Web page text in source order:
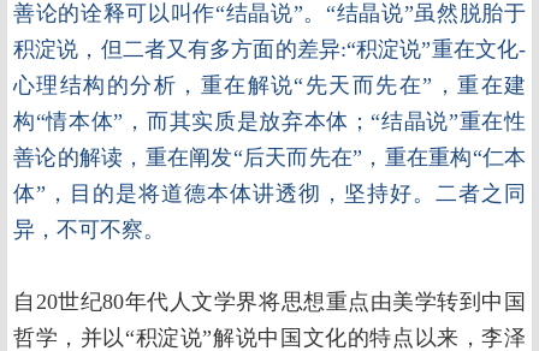
善论的诠释可以叫作“结晶说”。“结晶说”虽然脱胎于
积淀说，但二者又有多方面的差异:“积淀说”重在文化-
心理结构的分析，重在解说“先天而先在”，重在建
构“情本体”，而其实质是放弃本体；“结晶说”重在性
善论的解读，重在阐发“后天而先在”，重在重构“仁本
体”，目的是将道德本体讲透彻，坚持好。二者之同
异，不可不察。
自20世纪80年代人文学界将思想重点由美学转到中国
哲学，并以“积淀说”解说中国文化的特点以来，李泽